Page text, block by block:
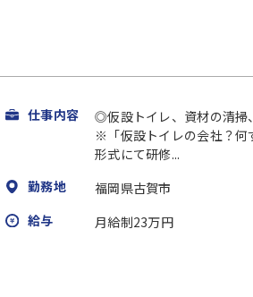
仕事内容
◎仮設トイレ、資材の清掃
※「仮設トイレの会社？何
形式にて研修...
勤務地
福岡県古賀市
給与
月給制23万円